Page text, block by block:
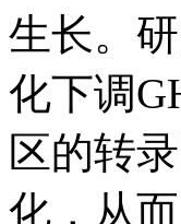
生长。
化下调
区的转
化，从